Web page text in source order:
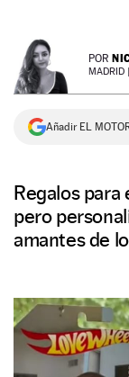
NEWSLETTER POR
MADRID |
Añadir EL
Regalos para
pero
amantes de